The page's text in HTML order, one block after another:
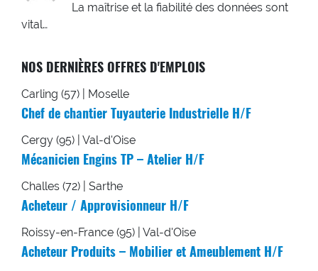
La maîtrise et la fiabilité des données sont
vital…
NOS DERNIÈRES OFFRES D'EMPLOIS
Carling (57) | Moselle
Chef de chantier Tuyauterie Industrielle H/F
Cergy (95) | Val-d'Oise
Mécanicien Engins TP – Atelier H/F
Challes (72) | Sarthe
Acheteur / Approvisionneur H/F
Roissy-en-France (95) | Val-d'Oise
Acheteur Produits – Mobilier et Ameublement H/F